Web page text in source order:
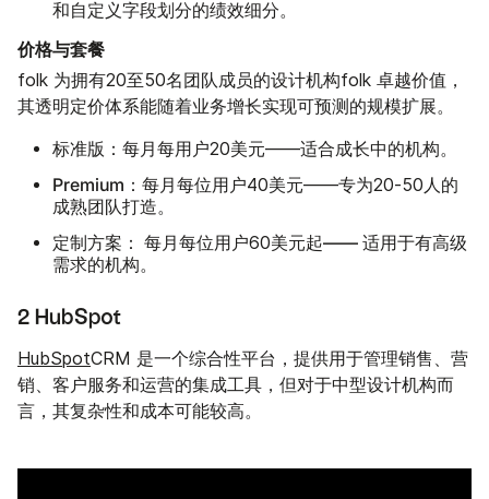
和自定义字段划分的绩效细分。
价格与套餐
folk 为拥有20至50名团队成员的设计机构folk 卓越价值，
其透明定价体系能随着业务增长实现可预测的规模扩展。
标准版： 每月每用户20美元——适合成长中的机构。
Premium： 每月每位用户40美元——专为20-50人的
成熟团队打造。
定制方案： 每月每位用户60美元起—— 适用于有高级
需求的机构。
2 HubSpot
HubSpotCRM 是一个综合性平台，提供用于管理销售、营
销、客户服务和运营的集成工具，但对于中型设计机构而
言，其复杂性和成本可能较高。